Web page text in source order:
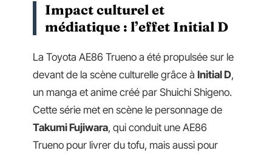
Impact culturel et
médiatique : l’effet Initial D
La Toyota AE86 Trueno a été propulsée sur le
devant de la scène culturelle grâce à Initial D,
un manga et anime créé par Shuichi Shigeno.
Cette série met en scène le personnage de
Takumi Fujiwara, qui conduit une AE86
Trueno pour livrer du tofu, mais aussi pour